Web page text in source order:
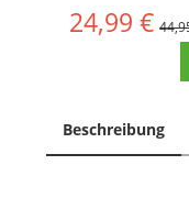
24,99 €
Beschreibung